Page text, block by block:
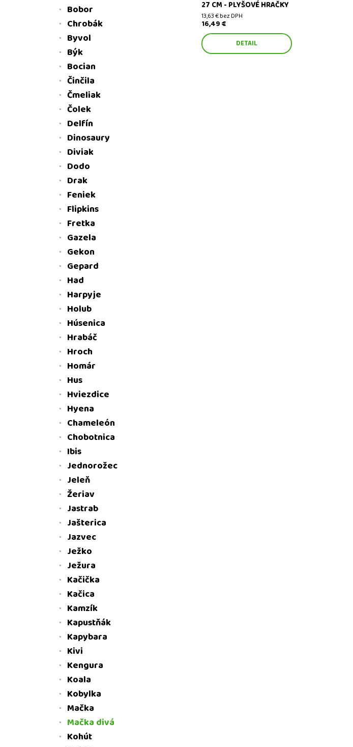
27 CM - PLYŠOVÉ HRAČKY
13,63 € bez DPH
16,49 €
DETAIL
Bobor
Chrobák
Byvol
Býk
Bocian
Činčila
Čmeliak
Čolek
Delfín
Dinosaury
Diviak
Dodo
Drak
Feniek
Flipkins
Fretka
Gazela
Gekon
Gepard
Had
Harpyje
Holub
Húsenica
Hrabáč
Hroch
Homár
Hus
Hviezdice
Hyena
Chameleón
Chobotnica
Ibis
Jednorožec
Jeleň
Žeriav
Jastrab
Jašterica
Jazvec
Ježko
Ježura
Kačička
Kačica
Kamzík
Kapustňák
Kapybara
Kivi
Kengura
Koala
Kobylka
Mačka
Mačka divá
Kohút